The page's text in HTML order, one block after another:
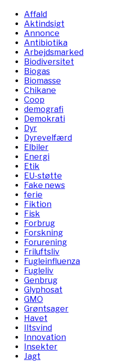
Affald
Aktindsigt
Annonce
Antibiotika
Arbejdsmarked
Biodiversitet
Biogas
Biomasse
Chikane
Coop
demografi
Demokrati
Dyr
Dyrevelfærd
Elbiler
Energi
Etik
EU-støtte
Fake news
ferie
Fiktion
Fisk
Forbrug
Forskning
Forurening
Friluftsliv
Fugleinfluenza
Fugleliv
Genbrug
Glyphosat
GMO
Grøntsager
Havet
Iltsvind
Innovation
Insekter
Jagt